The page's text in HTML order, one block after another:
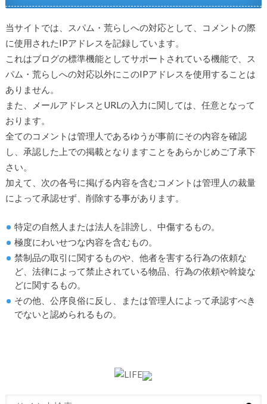
当サイトでは、スパム・荒らしへの対応として、コメントの際
に使用されたIPアドレスを記録しています。
これはブログの標準機能としてサポートされている機能で、ス
パム・荒らしへの対応以外にこのIPアドレスを使用することは
ありません。
また、メールアドレスとURLの入力に関しては、任意となって
おります。
全てのコメントは管理人であるゆうが事前にその内容を確認
し、承認した上での掲載となりますことをあらかじめご了承下
さい。
加えて、次の各号に掲げる内容を含むコメントは管理人の裁量
によって承認せず、削除する事があります。
特定の自然人または法人を誹謗し、中傷するもの。
極度にわいせつな内容を含むもの。
禁制品の取引に関するものや、他者を害する行為の依頼な
ど、法律によって禁止されている物品、行為の依頼や斡旋な
どに関するもの。
その他、公序良俗に反し、または管理人によって承認すべき
でないと認められるもの。